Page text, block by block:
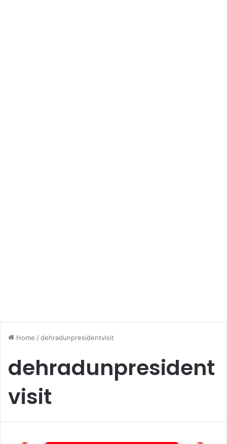
Home /dehradunpresidentvisit
dehradunpresident
visit